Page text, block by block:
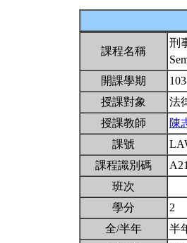
課程名稱
刑
開課學期
授課對象
法
授課教師
陳
課號
課程識別碼
班次
學分
2
全/半年
半